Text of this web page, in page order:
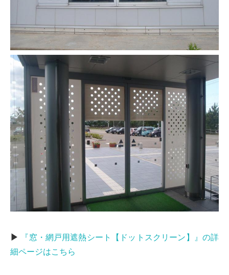
▶
『窓・網戸用遮熱シート【ドットスクリーン】』の詳
細ページはこちら